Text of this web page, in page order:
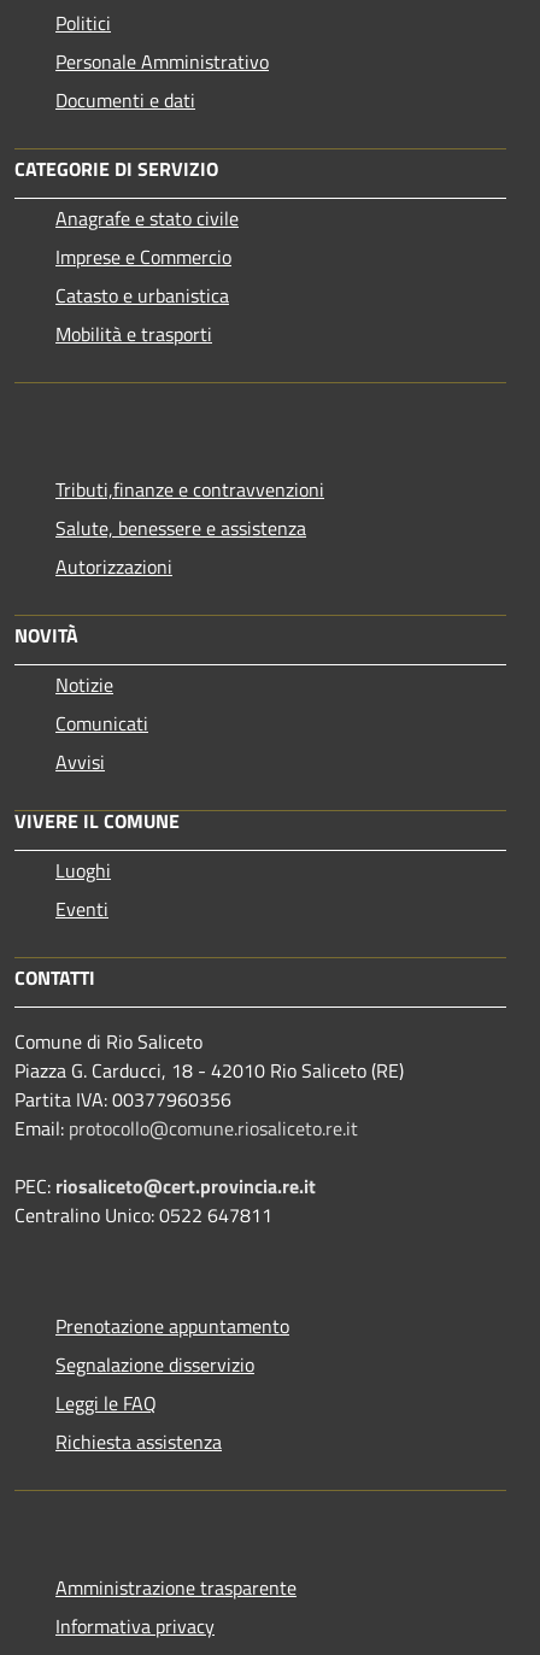
Politici
Personale Amministrativo
Documenti e dati
CATEGORIE DI SERVIZIO
Anagrafe e stato civile
Imprese e Commercio
Catasto e urbanistica
Mobilità e trasporti
Tributi,finanze e contravvenzioni
Salute, benessere e assistenza
Autorizzazioni
NOVITÀ
Notizie
Comunicati
Avvisi
VIVERE IL COMUNE
Luoghi
Eventi
CONTATTI
Comune di Rio Saliceto
Piazza G. Carducci, 18 - 42010 Rio Saliceto (RE)
Partita IVA: 00377960356
Email: protocollo@comune.riosaliceto.re.it
PEC: riosaliceto@cert.provincia.re.it
Centralino Unico: 0522 647811
Prenotazione appuntamento
Segnalazione disservizio
Leggi le FAQ
Richiesta assistenza
Amministrazione trasparente
Informativa privacy